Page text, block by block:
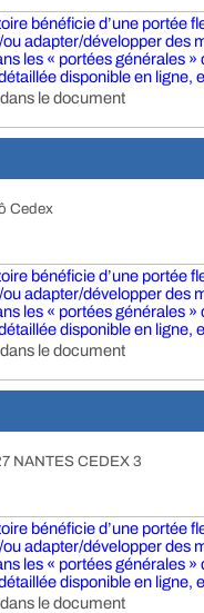
bénéficie d’une portée
ou adapter/développer des
les « portées générales
disponible en ligne,
le document
Cedex
bénéficie d’une portée
ou adapter/développer des
les « portées générales
disponible en ligne,
le document
NANTES CEDEX 3
bénéficie d’une portée
ou adapter/développer des
les « portées générales
disponible en ligne,
le document